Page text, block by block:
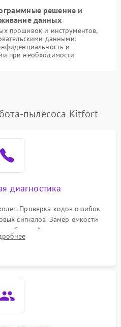
решение и
данных
прошивок и инструментов,
данными:
и
при необходимости
пылесоса Kitfort
диагностика
Проверка кодов ошибок
сигналов. Замер емкости
базовой станции зарядки.
и датчиков падения для